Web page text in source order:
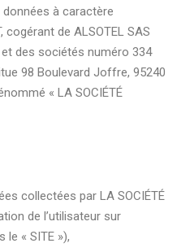
à caractère
cogérant de ALSOTEL SAS
des sociétés numéro 334
98 Boulevard Joffre, 95240
« LA SOCIÉTÉ
collectées par LA SOCIÉTÉ
de l’utilisateur sur
le « SITE »),